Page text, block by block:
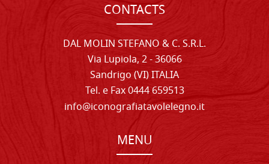
CONTACTS
DAL MOLIN STEFANO & C. S.R.L.
Via Lupiola, 2 - 36066
Sandrigo (VI) ITALIA
Tel. e Fax 0444 659513
info@iconografiatavolelegno.it
MENU